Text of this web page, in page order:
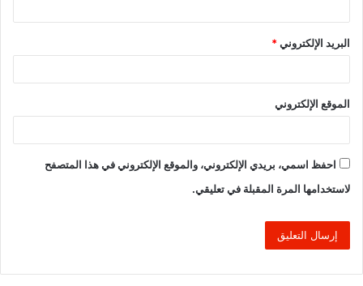
البريد الإلكتروني*
الموقع الإلكتروني
احفظ اسمي، بريدي الإلكتروني، والموقع الإلكتروني في هذا المتصفح
لاستخدامها المرة المقبلة في تعليقي.